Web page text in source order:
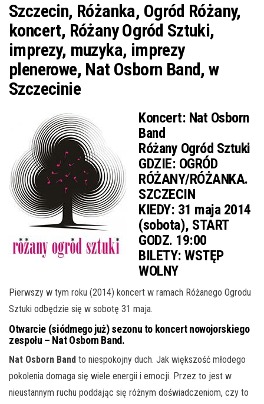
Szczecin, Różanka, Ogród Różany,
koncert, Różany Ogród Sztuki,
imprezy, muzyka, imprezy
plenerowe, Nat Osborn Band, w
Szczecinie
Koncert: Nat Osborn
Band
Różany Ogród Sztuki
GDZIE: OGRÓD
RÓŻANY/RÓŻANKA.
SZCZECIN
KIEDY: 31 maja 2014
(sobota), START
GODZ. 19:00
BILETY: WSTĘP
WOLNY
Pierwszy w tym roku (2014) koncert w ramach Różanego Ogrodu
Sztuki odbędzie się w sobotę 31 maja.
Otwarcie (siódmego już) sezonu to koncert nowojorskiego
zespołu – Nat Osborn Band.
Nat Osborn Band to niespokojny duch. Jak większość młodego
pokolenia domaga się wiele energii i emocji. Przez to jest w
nieustannym ruchu poddając się różnym doświadczeniom, czy to